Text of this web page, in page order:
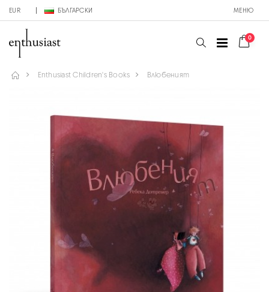
EUR БЪЛГАРСКИ МЕНЮ
0
Enthusiast Children's Books Влюбеният